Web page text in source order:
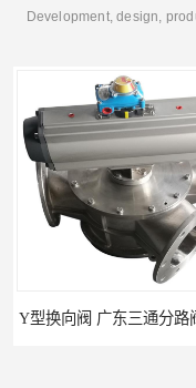
Development, design,
Y型换向阀 广东三通分路